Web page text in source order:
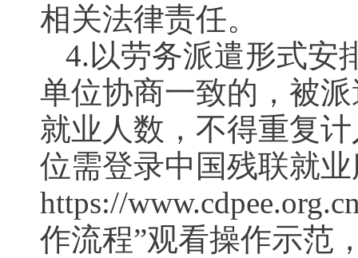
相关法律责任。
4.以劳务派遣形式安
单位协商一致的，被
就业人数，不得重复
位需登录中国残联就
https://
作流程”观看操作示范